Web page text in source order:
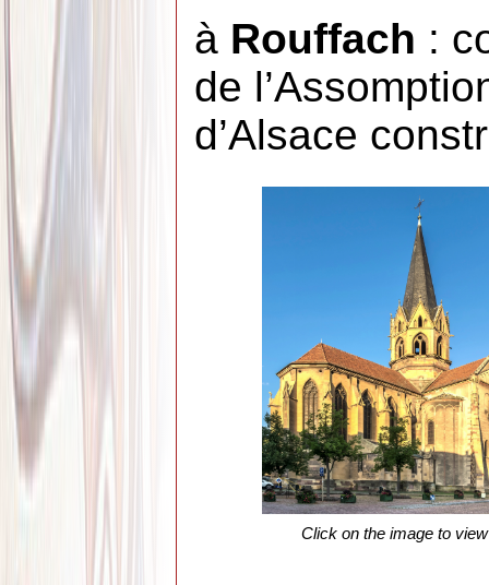
à Rouffach :
de
d’Alsace
Click on the image to